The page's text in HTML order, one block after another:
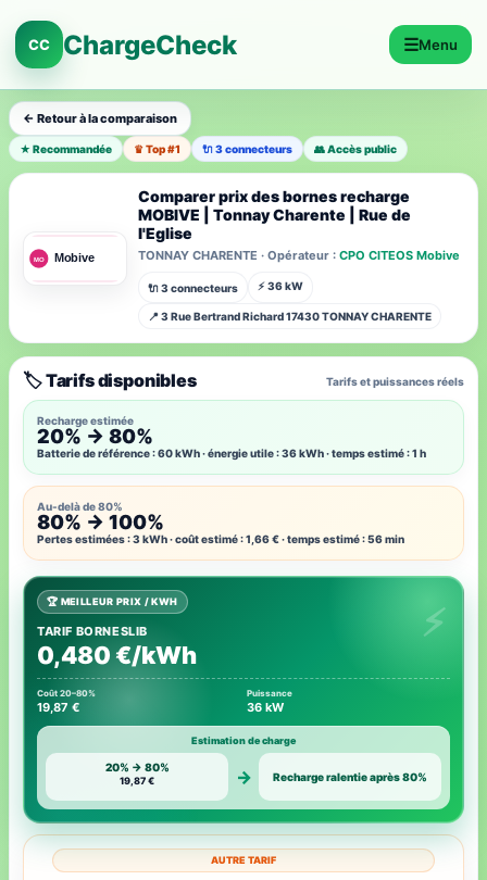
CC ChargeCheck ☰Menu
← Retour à la comparaison
★ Recommandée ♛ Top #1 🔌 3 connecteurs 👥 Accès public
Comparer prix des bornes recharge
MOBIVE | Tonnay Charente | Rue de
l'Eglise
TONNAY CHARENTE · Opérateur : CPO CITEOS Mobive
🔌 3 connecteurs ⚡ 36 kW
📍 3 Rue Bertrand Richard 17430 TONNAY CHARENTE
🏷️ Tarifs disponibles Tarifs et puissances réels
Recharge estimée
20% → 80%
Batterie de référence : 60 kWh · énergie utile : 36 kWh · temps estimé : 1 h
Au-delà de 80%
80% → 100%
Pertes estimées : 3 kWh · coût estimé : 1,66 € · temps estimé : 56 min
🏆 MEILLEUR PRIX / KWH
TARIF BORNESLIB
0,480 €/kWh
Coût 20–80%
19,87 €
Puissance
36 kW
Estimation de charge
20% → 80%
19,87 € → Recharge ralentie après 80%
AUTRE TARIF